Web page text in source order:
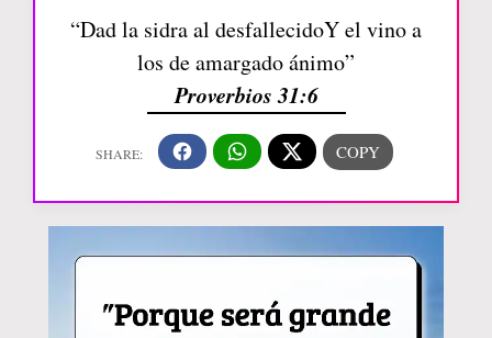
“Dad la sidra al desfallecidoY el vino a
los de amargado ánimo”
Proverbios 31:6